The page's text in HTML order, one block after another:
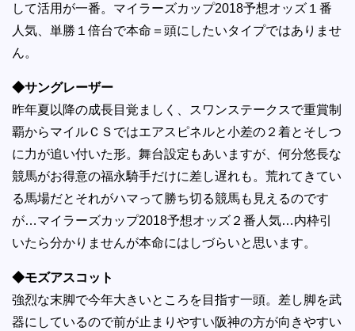
して活用が一番。マイラーズカップ2018予想オッズ１番
人気、単勝１倍台で本命＝頭にしたいタイプではありませ
ん。
◆サングレーザー
昨年夏以降の成長目覚ましく、スワンステークスで重賞制
覇からマイルＣＳではエアスピネルと小差の２着とそしつ
に力が追い付いた形。舞台設定もあいますが、何分悠長な
競馬がお得意の福永騎手だけに差し遅れも。荒れてきてい
る馬場だとそれがハマって勝ち切る競馬も見えるのです
が…マイラーズカップ2018予想オッズ２番人気…内枠引
いたら分かりませんが本命にはしづらいと思います。
◆モズアスコット
強烈な末脚で今年大きいところを目指す一頭。差し脚を武
器にしているので前が止まりやすい阪神の方が向きやすい